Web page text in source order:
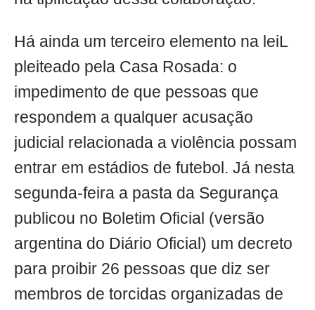
Há ainda um terceiro elemento na leiL
pleiteado pela Casa Rosada: o
impedimento de que pessoas que
respondem a qualquer acusação
judicial relacionada a violência possam
entrar em estádios de futebol. Já nesta
segunda-feira a pasta da Segurança
publicou no Boletim Oficial (versão
argentina do Diário Oficial) um decreto
para proibir 26 pessoas que diz ser
membros de torcidas organizadas de